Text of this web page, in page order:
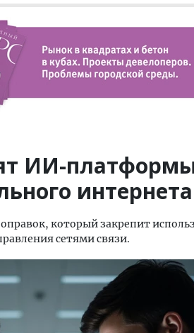
ИИ-
интернета
который закрепит
сетями связи.